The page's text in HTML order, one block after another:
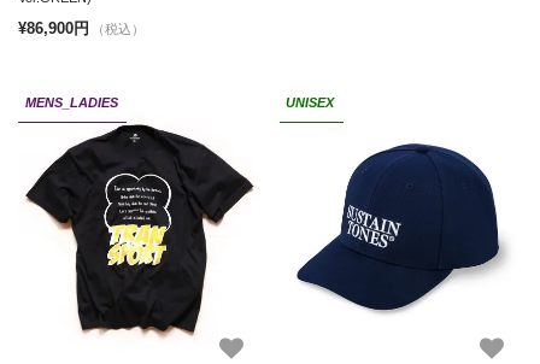
¥86,900円 （税込）
MENS_LADIES UNISEX